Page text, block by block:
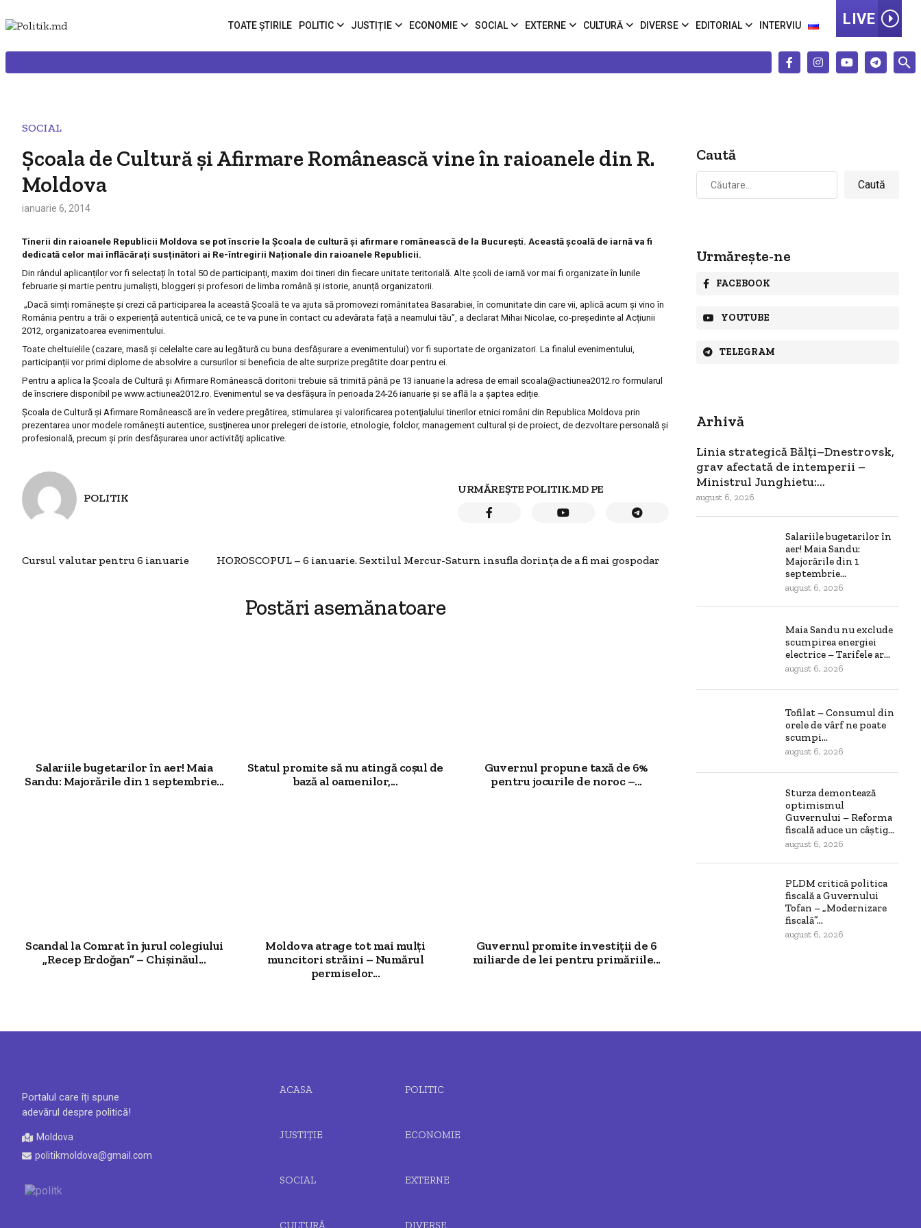
TOATE ȘTIRILE POLITIC JUSTIȚIE ECONOMIE SOCIAL EXTERNE CULTURĂ DIVERSE EDITORIAL INTERVIU LIVE
SOCIAL
Școala de Cultură și Afirmare Românească vine în raioanele din R.
Moldova
ianuarie 6, 2014
Tinerii din raioanele Republicii Moldova se pot înscrie la Școala de cultură și afirmare românească de la București. Această școală de iarnă va fi
dedicată celor mai înflăcărați susținători ai Re-întregirii Naționale din raioanele Republicii.
Din rândul aplicanților vor fi selectați în total 50 de participanți, maxim doi tineri din fiecare unitate teritorială. Alte școli de iarnă vor mai fi organizate în lunile
februarie și martie pentru jurnaliști, bloggeri și profesori de limba română și istorie, anunță organizatorii.
„Dacă simți românește și crezi că participarea la această Școală te va ajuta să promovezi românitatea Basarabiei, în comunitate din care vii, aplică acum și vino în
România pentru a trăi o experiență autentică unică, ce te va pune în contact cu adevărata față a neamului tău”, a declarat Mihai Nicolae, co-președinte al Acțiunii
2012, organizatoarea evenimentului.
Toate cheltuielile (cazare, masă și celelalte care au legătură cu buna desfășurare a evenimentului) vor fi suportate de organizatori. La finalul evenimentului,
participanții vor primi diplome de absolvire a cursurilor si beneficia de alte surprize pregătite doar pentru ei.
Pentru a aplica la Școala de Cultură și Afirmare Românească doritorii trebuie să trimită până pe 13 ianuarie la adresa de email scoala@actiunea2012.ro formularul
de înscriere disponibil pe www.actiunea2012.ro. Evenimentul se va desfășura în perioada 24-26 ianuarie și se află la a șaptea ediție.
Şcoala de Cultură şi Afirmare Românească are în vedere pregătirea, stimularea şi valorificarea potenţialului tinerilor etnici români din Republica Moldova prin
prezentarea unor modele româneşti autentice, susţinerea unor prelegeri de istorie, etnologie, folclor, management cultural şi de proiect, de dezvoltare personală şi
profesională, precum şi prin desfăşurarea unor activităţi aplicative.
POLITIK
URMĂREȘTE POLITIK.MD PE
Cursul valutar pentru 6 ianuarie HOROSCOPUL – 6 ianuarie. Sextilul Mercur-Saturn insufla dorința de a fi mai gospodar
Postări asemănatoare
Salariile bugetarilor în aer! Maia
Sandu: Majorările din 1 septembrie...
Statul promite să nu atingă coșul de
bază al oamenilor,...
Guvernul propune taxă de 6%
pentru jocurile de noroc –...
Scandal la Comrat în jurul colegiului
„Recep Erdoğan” – Chișinăul...
Moldova atrage tot mai mulți
muncitori străini – Numărul
permiselor...
Guvernul promite investiții de 6
miliarde de lei pentru primăriile...
Caută
Caută
după:
Urmărește-ne
FACEBOOK
YOUTUBE
TELEGRAM
Arhivă
Linia strategică Bălți–Dnestrovsk,
grav afectată de intemperii –
Ministrul Junghietu:...
august 6, 2026
Salariile bugetarilor în
aer! Maia Sandu:
Majorările din 1
septembrie...
august 6, 2026
Maia Sandu nu exclude
scumpirea energiei
electrice – Tarifele ar...
august 6, 2026
Tofilat – Consumul din
orele de vârf ne poate
scumpi...
august 6, 2026
Sturza demontează
optimismul
Guvernului – Reforma
fiscală aduce un câștig...
august 6, 2026
PLDM critică politica
fiscală a Guvernului
Tofan – „Modernizare
fiscală”...
august 6, 2026
Portalul care îți spune
adevărul despre politică!
Moldova
politikmoldova@gmail.com
ACASA POLITIC
JUSTIȚIE ECONOMIE
SOCIAL EXTERNE
CULTURĂ DIVERSE